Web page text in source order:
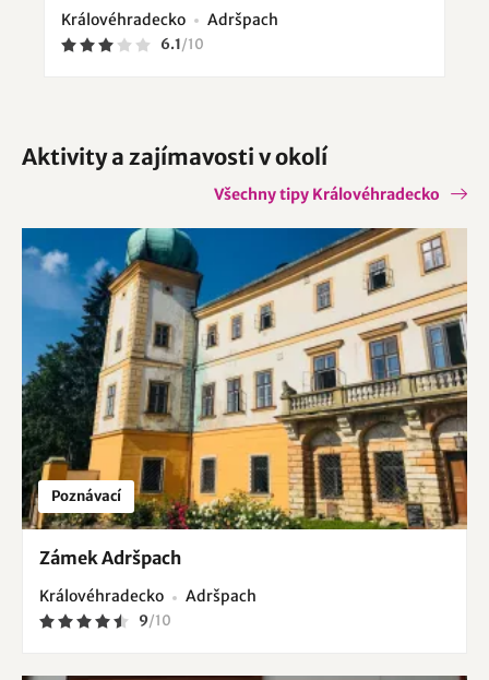
Královéhradecko Adršpach
6.1/10
Aktivity a zajímavosti v okolí
Všechny tipy Královéhradecko
Poznávací
Zámek Adršpach
Královéhradecko Adršpach
9/10